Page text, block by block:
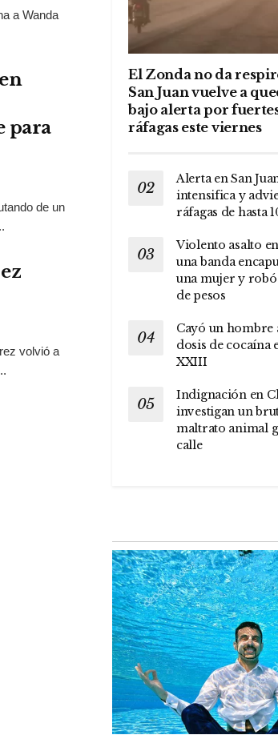
a Wanda
para
de un
volvió a
El Zonda no da
San Juan vuelve a
bajo alerta por
ráfagas este viernes
Alerta en San
intensifica y
ráfagas de hasta
Violento asalto
una banda
una mujer y
de pesos
Cayó un
dosis de cocaína
XXIII
Indignación en
investigan un
maltrato animal
calle